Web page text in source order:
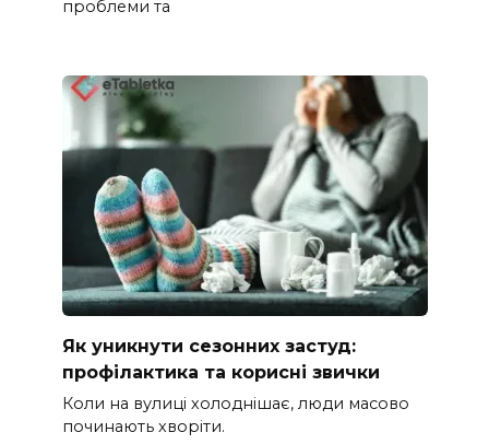
проблеми та
Як уникнути сезонних застуд:
профілактика та корисні звички
Коли на вулиці холоднішає, люди масово
починають хворіти.